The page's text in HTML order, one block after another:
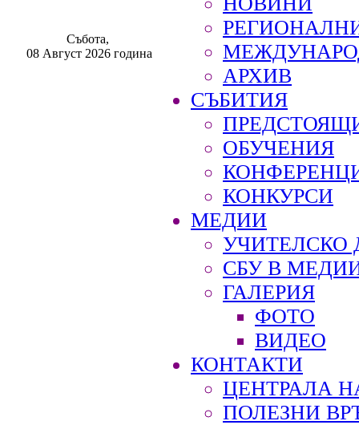
Събота,
08 Август 2026 година
АРХИВ
СЪБИТИЯ
ОБУЧЕНИЯ
КОНКУРСИ
МЕДИИ
УЧИТЕЛСКО
СБУ В
ГАЛЕРИЯ
ФОТО
ВИДЕО
КОНТАКТИ
ЦЕНТРАЛА
ПОЛЕЗНИ